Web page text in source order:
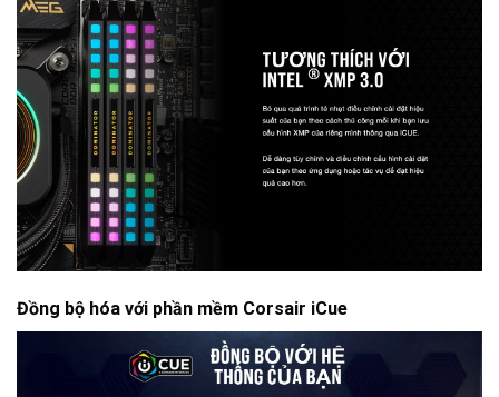
Đồng bộ hóa với phần mềm Corsair iCue